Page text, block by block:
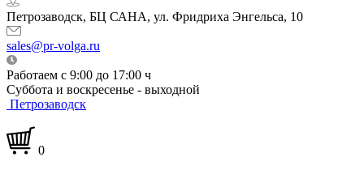
Петрозаводск, БЦ САНА, ул. Фридриха Энгельса, 10
sales@pr-volga.ru
Работаем с 9:00 до 17:00 ч
Суббота и воскресенье - выходной
Петрозаводск
0